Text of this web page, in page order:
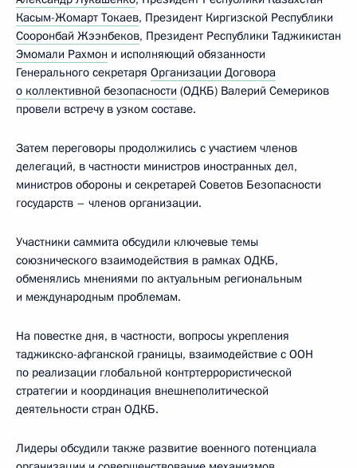
Касым-Жомарт Токаев, Президент Киргизской Республики
Сооронбай Жээнбеков, Президент Республики Таджикистан
Эмомали Рахмон и исполняющий обязанности
Генерального секретаря Организации Договора
о коллективной безопасности (ОДКБ) Валерий Семериков
провели встречу в узком составе.
Затем переговоры продолжились с участием членов
делегаций, в частности министров иностранных дел,
министров обороны и секретарей Советов Безопасности
государств – членов организации.
Участники саммита обсудили ключевые темы
союзнического взаимодействия в рамках ОДКБ,
обменялись мнениями по актуальным региональным
и международным проблемам.
На повестке дня, в частности, вопросы укрепления
таджикско-афганской границы, взаимодействие с ООН
по реализации глобальной контртеррористической
стратегии и координация внешнеполитической
деятельности стран ОДКБ.
Лидеры обсудили также развитие военного потенциала